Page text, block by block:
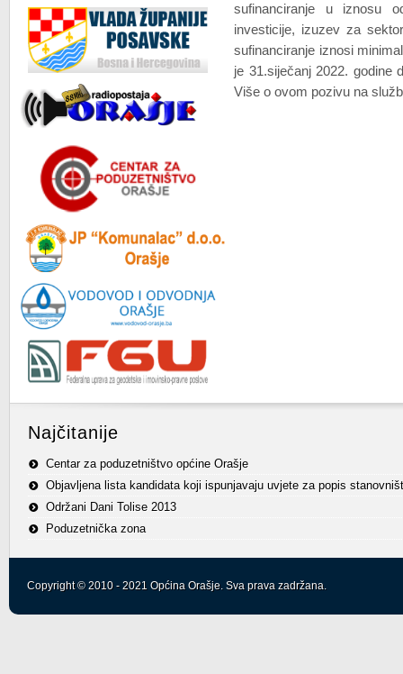
sufinanciranje u iznosu
investicije, izuzev za
sufinanciranje iznosi
je 31.siječanj 2022. godine
Više o ovom pozivu na
Najčitanije
Centar za poduzetništvo općine Orašje
Objavljena lista kandidata koji ispunjavaju uvjete za popis
Održani Dani Tolise 2013
Poduzetnička zona
Copyright © 2010 - 2021 Općina Orašje. Sva prava zadržana.